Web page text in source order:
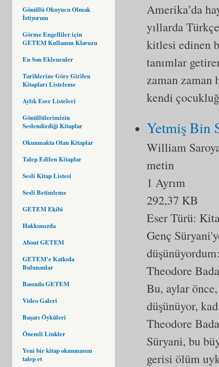
Gönüllü Okuyucu Olmak
İstiyorum
Görme Engelliler için
GETEM Kullanım Klavuzu
En Son Eklenenler
Tarihlerine Göre Girilen
Kitapları Listeleme
Aylık Eser Listeleri
Gönüllülerimizin
Seslendirdiği Kitaplar
Okunmakta Olan Kitaplar
Talep Edilen Kitaplar
Sesli Kitap Listesi
Sesli Betimleme
GETEM Ekibi
Hakkımızda
About GETEM
GETEM'e Katkıda
Bulunanlar
Basında GETEM
Video Galeri
Başarı Öyküleri
Önemli Linkler
Yeni bir kitap okunmasını
talep et
Amerika’da
yıllarda
kitlesi edinen
tanımlar
zaman zaman
kendi
Yetmiş Bin
William
metin
1 Ayrım
292,37 KB
Eser Türü:
Genç
Theodore
Bu, aylar
düşünüyor,
Theodore
Süryani, bu
gerisi ölüm